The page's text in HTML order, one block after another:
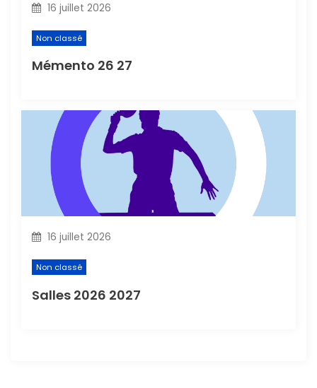
e
16 juillet 2026
Non classé
Mémento 26 27
16 juillet 2026
Non classé
Salles 2026 2027